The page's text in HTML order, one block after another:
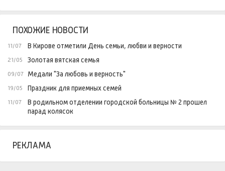
ПОХОЖИЕ НОВОСТИ
11/07 В Кирове отметили День семьи, любви и верности
21/05 Золотая вятская семья
09/07 Медали "За любовь и верность"
19/05 Праздник для приемных семей
11/07
В родильном отделении городской больницы № 2 прошел
парад колясок
РЕКЛАМА